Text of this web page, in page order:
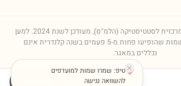
לסטטיסטיקה (הלמ"ס), מעודכן לשנת2024. למען
שמירה על הפרטיות, שמות שהופיעו פחות מ-5 פעמים בשנה קלנדרית אינם
נכללים במאגר.
טיפ: שמרו שמות למועדפים
להשוואה נגישה